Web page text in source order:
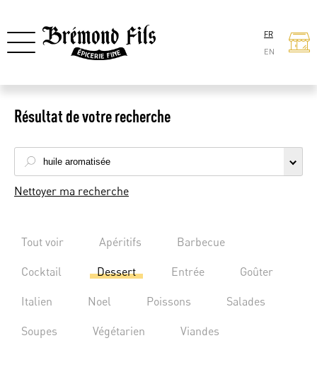
FR
EN
Résultat de votre recherche
Nettoyer ma recherche
Tout voir Apéritifs Barbecue
Cocktail Dessert Entrée Goûter
Italien Noel Poissons Salades
Soupes Végétarien Viandes